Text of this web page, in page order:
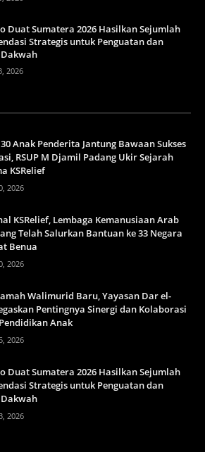
Duat Sumatera 2026 Hasilkan Sejumlah
Strategis untuk Penguatan dan
2026
Anak Penderita Jantung Bawaan Sukses
RSUP M Djamil Padang Ukir Sejarah
KSRelief
2026
KSRelief, Lembaga Kemanusiaan Arab
Telah Salurkan Bantuan ke 33 Negara
Benua
2026
Walimurid Baru, Yayasan Dar el-
Pentingnya Sinergi dan Kolaborasi
Anak
2026
Duat Sumatera 2026 Hasilkan Sejumlah
Strategis untuk Penguatan dan
2026